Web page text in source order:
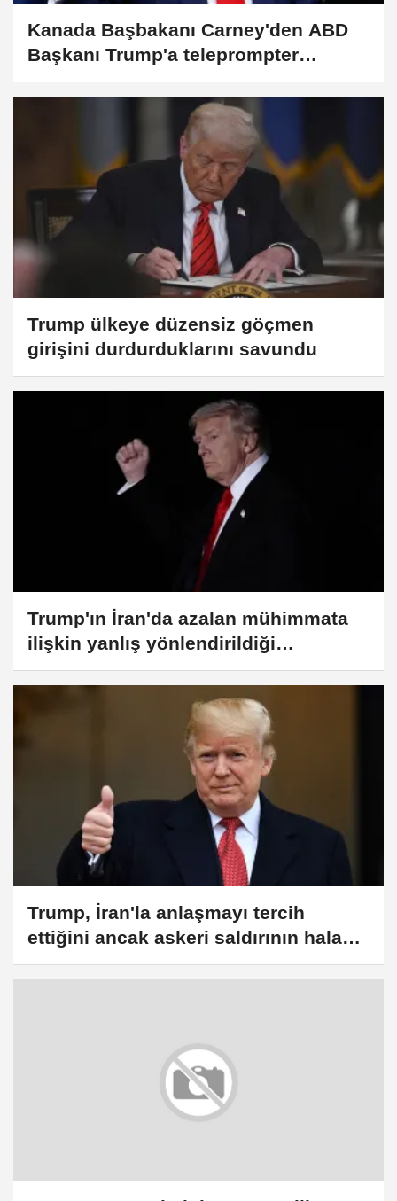
Kanada Başbakanı Carney'den ABD
Başkanı Trump'a teleprompter
göndermesi:
Trump ülkeye düzensiz göçmen
girişini durdurduklarını savundu
Trump'ın İran'da azalan mühimmata
ilişkin yanlış yönlendirildiği
gerekçesiyle Hegseth'e sert çıktığı
Trump, İran'la anlaşmayı tercih
ettiğini ancak askeri saldırının hala
bir seçenek olduğunu belirtti